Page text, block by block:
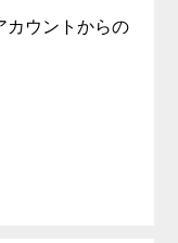
カウントからの